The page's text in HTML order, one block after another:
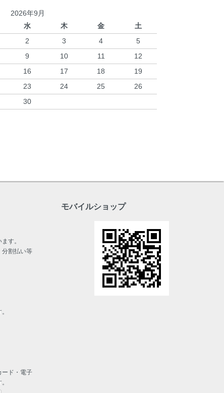
2026年9月
水 木 金
土
2 3 4
5
9 10 11
12
16 17 18
19
23 24 25
26
30
す。
分割払い等
ード・電子
モバイルショップ